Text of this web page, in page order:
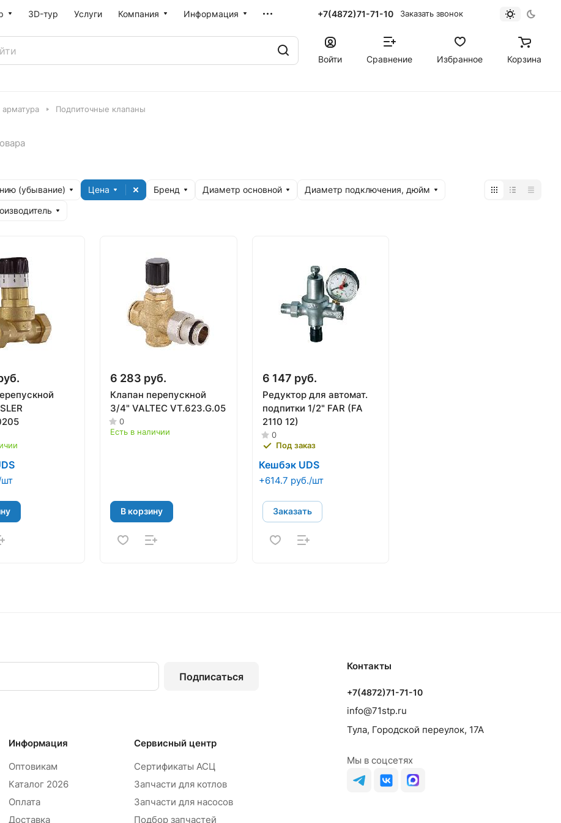
3D-тур Услуги Компания Информация +7(4872)71-71-10 Заказать звонок
Войти Сравнение Избранное Корзина
Подпиточные клапаны
(убывание) Цена Бренд Диаметр основной
Диаметр подключения, дюйм
шт
6 283 руб.
Клапан перепускной
3/4" VALTEC VT.623.G.05
0
Есть в наличии
В корзину
6 147 руб.
Редуктор для автомат.
подпитки 1/2" FAR (FA
2110 12)
0
Под заказ
Кешбэк UDS
+614.7 руб./шт
Заказать
Подписаться
Информация
Оптовикам
Каталог 2026
Оплата
Доставка
Сервисный центр
Сертификаты АСЦ
Запчасти для котлов
Запчасти для насосов
Подбор запчастей
Контакты
+7(4872)71-71-10
info@71stp.ru
Тула, Городской переулок, 17А
Мы в соцсетях